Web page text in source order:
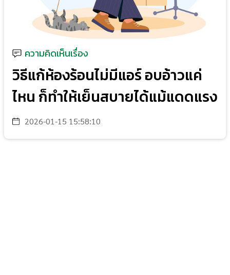
ความคิดเห็นเรื่อง
วิธีแก้ห้องร้อนไม่มีแอร์ อบอ้าวแค่
ไหน ก็ทำให้เย็นสบายได้แม้แดดแรง
2026-01-15 15:58:10